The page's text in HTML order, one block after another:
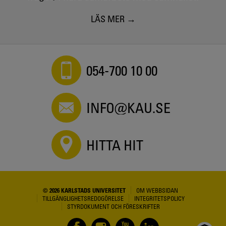
LÄS MER
054-700 10 00
INFO@KAU.SE
HITTA HIT
© 2026 KARLSTADS UNIVERSITET
OM WEBBSIDAN
TILLGÄNGLIGHETSREDOGÖRELSE
INTEGRITETSPOLICY
STYRDOKUMENT OCH FÖRESKRIFTER